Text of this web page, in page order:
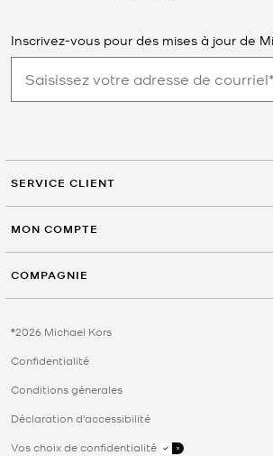
Inscrivez-vous pour des mises à jour de
SERVICE CLIENT
MON COMPTE
COMPAGNIE
©2026 Michael Kors
Confidentialité
Conditions génerales
Déclaration d'accessibilité
Vos choix de confidentialité